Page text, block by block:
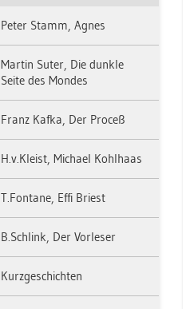
Peter Stamm, Agnes
Mar­tin Suter, Die dunk­le
Seite des Mon­des
Franz Kafka, Der Pro­ceß
H.​v.​Kleist, Mi­cha­el Kohl­haas
T.​Fon­ta­ne, Effi Briest
B.​Schlink, Der Vor­le­ser
Kurz­ge­schich­ten